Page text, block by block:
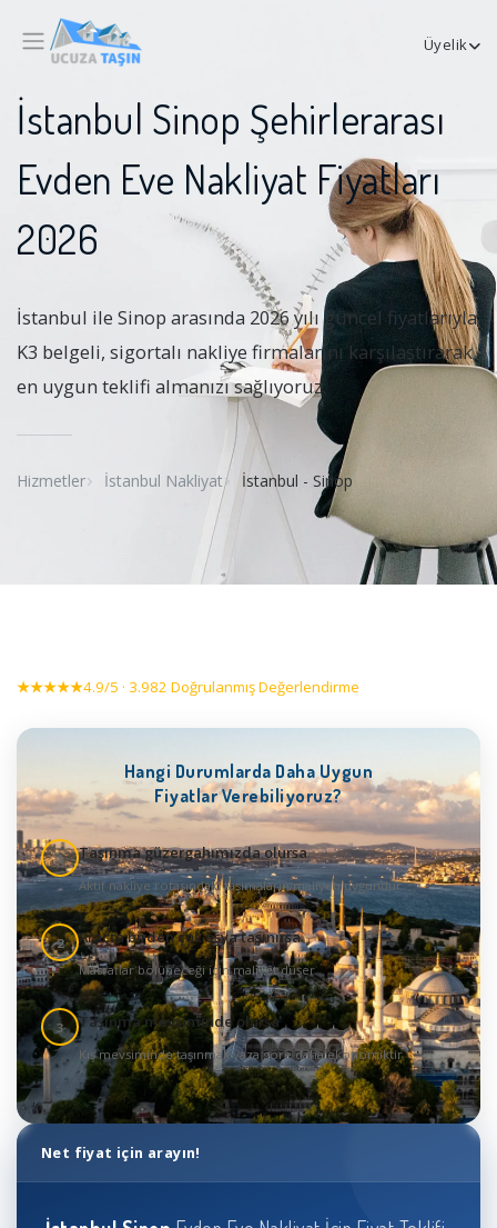
Üyelik
İstanbul Sinop Şehirlerarası
Evden Eve Nakliyat Fiyatları
2026
İstanbul ile Sinop arasında 2026 yılı güncel fiyatlarıyla;
K3 belgeli, sigortalı nakliye firmalarını karşılaştırarak
en uygun teklifi almanızı sağlıyoruz.
Hizmetler İstanbul Nakliyat İstanbul - Sinop
★★★★★4.9/5 · 3.982 Doğrulanmış Değerlendirme
Hangi Durumlarda Daha Uygun
Fiyatlar Verebiliyoruz?
1 Taşınma güzergahımızda olursa
Aktif nakliye rotasındaki taşımaların maliyeti uygundur
2 Araçta birden çok eşya taşınırsa
Masraflar bölüneceği için maliyet düşer
3 Taşınma mevsiminde olursa
Kış mevsiminde taşınmak yaza göre daha ekonomiktir
Net fiyat için arayın!